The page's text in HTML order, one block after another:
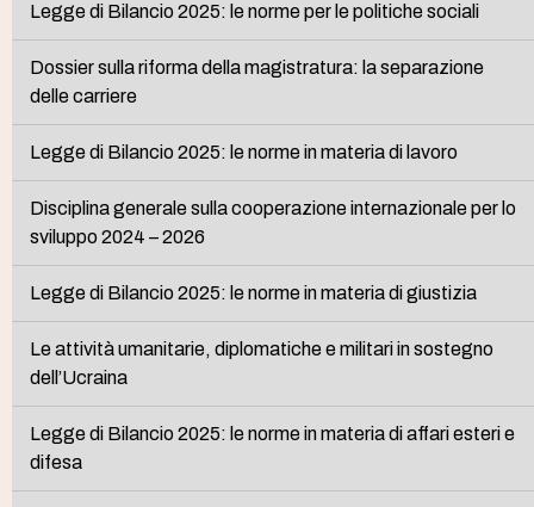
Legge di Bilancio 2025: le norme per le politiche sociali
Dossier sulla riforma della magistratura: la separazione
delle carriere
Legge di Bilancio 2025: le norme in materia di lavoro
Disciplina generale sulla cooperazione internazionale per lo
sviluppo 2024 – 2026
Legge di Bilancio 2025: le norme in materia di giustizia
Le attività umanitarie, diplomatiche e militari in sostegno
dell’Ucraina
Legge di Bilancio 2025: le norme in materia di affari esteri e
difesa